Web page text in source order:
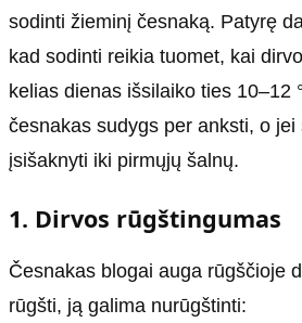
sodinti žieminį česnaką. Patyrę
kad sodinti reikia tuomet, kai
kelias dienas išsilaiko ties 10–12
česnakas sudygs per anksti, o
įsišaknyti iki pirmųjų šalnų.
1. Dirvos rūgštingumas
Česnakas blogai auga rūgščioje
rūgšti, ją galima nurūgštinti: